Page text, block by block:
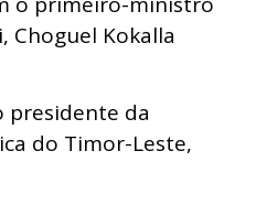
Choguel Kokalla
presidente da
do Timor-Leste,